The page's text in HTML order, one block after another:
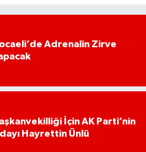
Adrenalin Zirve
İçin AK Parti’nin
Hayrettin Ünlü